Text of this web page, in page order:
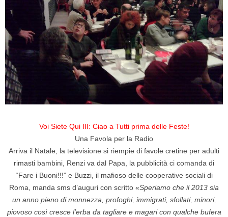
Voi Siete Qui III: Ciao a Tutti prima delle Feste!
Una Favola per la Radio
Arriva il Natale, la televisione si riempie di favole cretine per adulti
rimasti bambini, Renzi va dal Papa, la pubblicità ci comanda di
“Fare i Buoni!!!” e Buzzi, il mafioso delle cooperative sociali di
Roma, manda sms d’auguri con scritto «Speriamo che il 2013 sia
un anno pieno di monnezza, profoghi, immigrati, sfollati, minori,
piovoso così cresce l’erba da tagliare e magari con qualche bufera